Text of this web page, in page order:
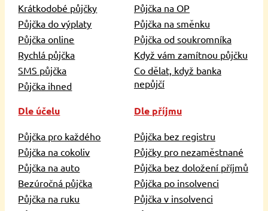
Krátkodobé půjčky
Půjčka do výplaty
Půjčka online
Rychlá půjčka
SMS půjčka
Půjčka ihned
Půjčka na OP
Půjčka na směnku
Půjčka od soukromníka
Když vám zamítnou půjčku
Co dělat, když banka
nepůjčí
Dle účelu
Půjčka pro každého
Půjčka na cokoliv
Půjčka na auto
Bezúročná půjčka
Půjčka na ruku
Dle příjmu
Půjčka bez registru
Půjčky pro nezaměstnané
Půjčka bez doložení příjmů
Půjčka po insolvenci
Půjčka v insolvenci